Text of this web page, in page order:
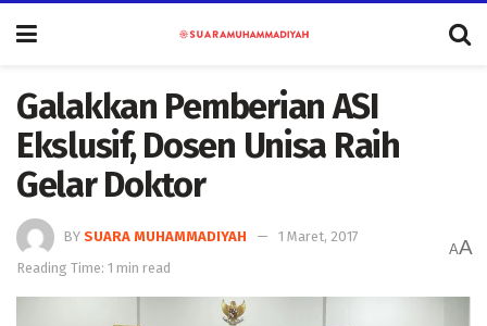
Galakkan Pemberian ASI
Ekslusif, Dosen Unisa Raih
Gelar Doktor
BY SUARA MUHAMMADIYAH
1 Maret, 2017
Reading Time: 1 min read
AA